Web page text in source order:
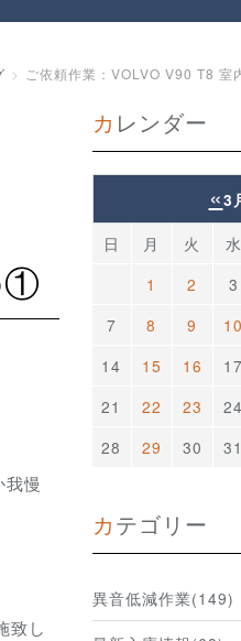
ご依頼作業：VOLVO V90 T8
①
慢
致し
カレンダー
«3
日 月 火 水
1
2 3
7
8 9 10
14
15 16 17
21
22 23 24
28
29 30 31
カテゴリー
異音低減作業(149)